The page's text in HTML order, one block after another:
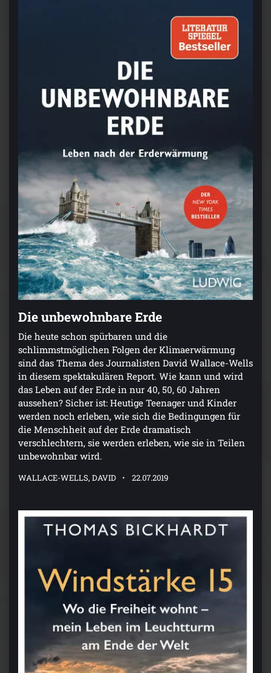
Die unbewohnbare Erde
Die heute schon spürbaren und die
schlimmstmöglichen Folgen der Klimaerwärmung
sind das Thema des Journalisten David Wallace-Wells
in diesem spektakulären Report. Wie kann und wird
das Leben auf der Erde in nur 40, 50, 60 Jahren
aussehen? Sicher ist: Heutige Teenager und Kinder
werden noch erleben, wie sich die Bedingungen für
die Menschheit auf der Erde dramatisch
verschlechtern, sie werden erleben, wie sie in Teilen
unbewohnbar wird.
WALLACE-WELLS, DAVID 22.07.2019